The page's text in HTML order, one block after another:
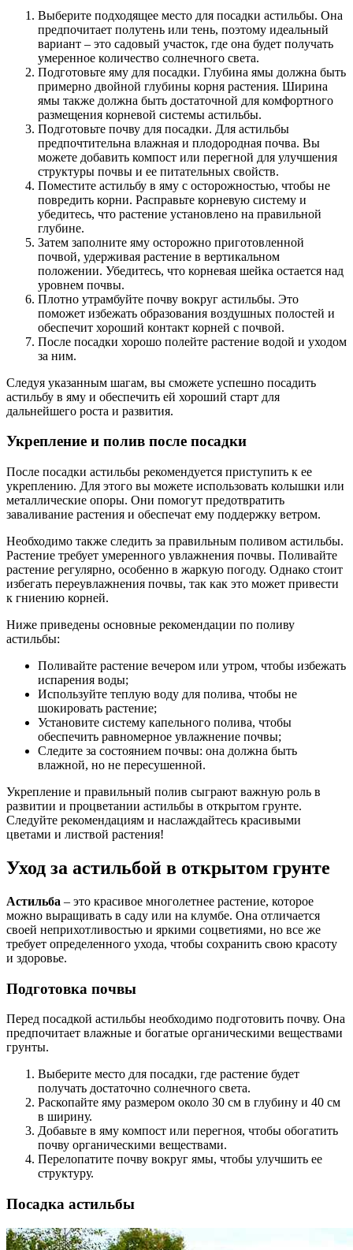
Выберите подходящее место для посадки астильбы. Она
предпочитает полутень или тень, поэтому идеальный
вариант – это садовый участок, где она будет получать
умеренное количество солнечного света.
Подготовьте яму для посадки. Глубина ямы должна быть
примерно двойной глубины корня растения. Ширина
ямы также должна быть достаточной для комфортного
размещения корневой системы астильбы.
Подготовьте почву для посадки. Для астильбы
предпочтительна влажная и плодородная почва. Вы
можете добавить компост или перегной для улучшения
структуры почвы и ее питательных свойств.
Поместите астильбу в яму с осторожностью, чтобы не
повредить корни. Расправьте корневую систему и
убедитесь, что растение установлено на правильной
глубине.
Затем заполните яму осторожно приготовленной
почвой, удерживая растение в вертикальном
положении. Убедитесь, что корневая шейка остается над
уровнем почвы.
Плотно утрамбуйте почву вокруг астильбы. Это
поможет избежать образования воздушных полостей и
обеспечит хороший контакт корней с почвой.
После посадки хорошо полейте растение водой и уходом
за ним.
Следуя указанным шагам, вы сможете успешно посадить
астильбу в яму и обеспечить ей хороший старт для
дальнейшего роста и развития.
Укрепление и полив после посадки
После посадки астильбы рекомендуется приступить к ее
укреплению. Для этого вы можете использовать колышки или
металлические опоры. Они помогут предотвратить
заваливание растения и обеспечат ему поддержку ветром.
Необходимо также следить за правильным поливом астильбы.
Растение требует умеренного увлажнения почвы. Поливайте
растение регулярно, особенно в жаркую погоду. Однако стоит
избегать переувлажнения почвы, так как это может привести
к гниению корней.
Ниже приведены основные рекомендации по поливу
астильбы:
Поливайте растение вечером или утром, чтобы избежать
испарения воды;
Используйте теплую воду для полива, чтобы не
шокировать растение;
Установите систему капельного полива, чтобы
обеспечить равномерное увлажнение почвы;
Следите за состоянием почвы: она должна быть
влажной, но не пересушенной.
Укрепление и правильный полив сыграют важную роль в
развитии и процветании астильбы в открытом грунте.
Следуйте рекомендациям и наслаждайтесь красивыми
цветами и листвой растения!
Уход за астильбой в открытом грунте
Астильба – это красивое многолетнее растение, которое
можно выращивать в саду или на клумбе. Она отличается
своей неприхотливостью и яркими соцветиями, но все же
требует определенного ухода, чтобы сохранить свою красоту
и здоровье.
Подготовка почвы
Перед посадкой астильбы необходимо подготовить почву. Она
предпочитает влажные и богатые органическими веществами
грунты.
Выберите место для посадки, где растение будет
получать достаточно солнечного света.
Раскопайте яму размером около 30 см в глубину и 40 см
в ширину.
Добавьте в яму компост или перегноя, чтобы обогатить
почву органическими веществами.
Перелопатите почву вокруг ямы, чтобы улучшить ее
структуру.
Посадка астильбы